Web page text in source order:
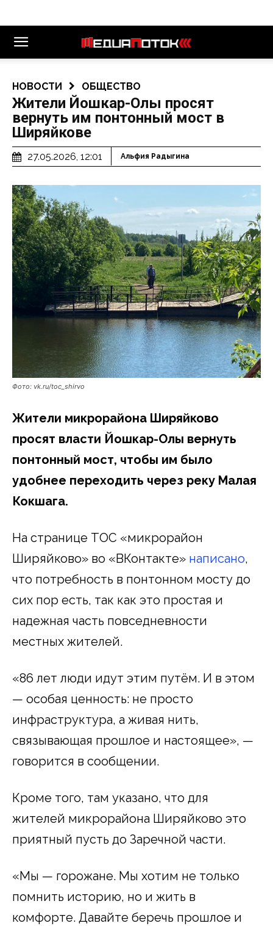
НОВОСТИ ОБЩЕСТВО
Жители Йошкар-Олы просят
вернуть им понтонный мост в
Ширяйкове
27.05.2026, 12:01 Альфия Радыгина
Фото: vk.ru/toc_shirvo
Жители микрорайона Ширяйково
просят власти Йошкар-Олы вернуть
понтонный мост, чтобы им было
удобнее переходить через реку Малая
Кокшага.
На странице ТОС «микрорайон
Ширяйково» во «ВКонтакте» написано,
что потребность в понтонном мосту до
сих пор есть, так как это простая и
надежная часть повседневности
местных жителей.
«86 лет люди идут этим путём. И в этом
— особая ценность: не просто
инфраструктура, а живая нить,
связывающая прошлое и настоящее», —
говорится в сообщении.
Кроме того, там указано, что для
жителей микрорайона Ширяйково это
приятный пусть до Заречной части.
«Мы — горожане. Мы хотим не только
помнить историю, но и жить в
комфорте. Давайте беречь прошлое и